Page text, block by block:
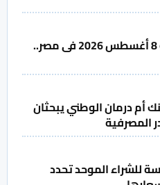
سعر الأسمنت اليوم السبت 8 أغسطس 2026 فى مصر..
أم درمان الوطني يبحثان
المصرفية
للشراء الموحد تحدد